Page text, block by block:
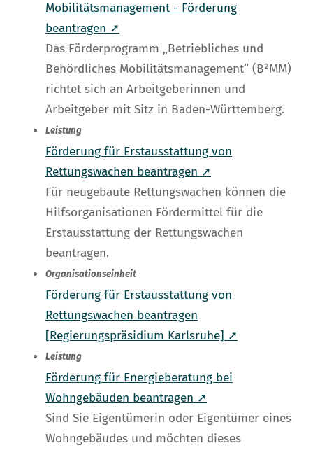
Mobilitätsmanagement - Förderung
beantragen ➚
Das Förderprogramm „Betriebliches und
Behördliches Mobilitätsmanagement“ (B²MM)
richtet sich an Arbeitgeberinnen und
Arbeitgeber mit Sitz in Baden-Württemberg.
Leistung
Förderung für Erstausstattung von
Rettungswachen beantragen ➚
Für neugebaute Rettungswachen können die
Hilfsorganisationen Fördermittel für die
Erstausstattung der Rettungswachen
beantragen.
Organisationseinheit
Förderung für Erstausstattung von
Rettungswachen beantragen
[Regierungspräsidium Karlsruhe] ➚
Leistung
Förderung für Energieberatung bei
Wohngebäuden beantragen ➚
Sind Sie Eigentümerin oder Eigentümer eines
Wohngebäudes und möchten dieses